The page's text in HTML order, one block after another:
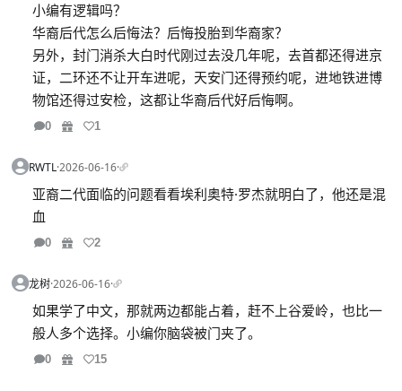
小编有逻辑吗？
华裔后代怎么后悔法？后悔投胎到华裔家？
另外，封门消杀大白时代刚过去没几年呢，去首都还得进京
证，二环还不让开车进呢，天安门还得预约呢，进地铁进博
物馆还得过安检，这都让华裔后代好后悔啊。
0 1
RWTL·2026-06-16·
亚裔二代面临的问题看看埃利奥特·罗杰就明白了，他还是混
血
0 2
龙树·2026-06-16·
如果学了中文，那就两边都能占着，赶不上谷爱岭，也比一
般人多个选择。小编你脑袋被门夹了。
0 15